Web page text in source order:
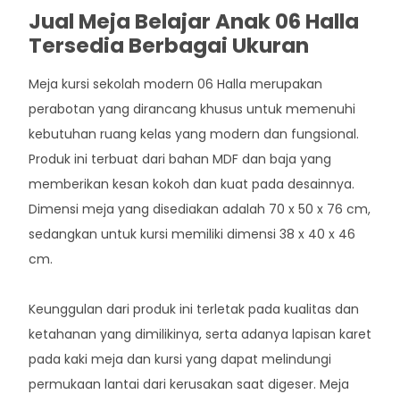
Jual Meja Belajar Anak 06 Halla
Tersedia Berbagai Ukuran
Meja kursi sekolah modern 06 Halla merupakan
perabotan yang dirancang khusus untuk memenuhi
kebutuhan ruang kelas yang modern dan fungsional.
Produk ini terbuat dari bahan MDF dan baja yang
memberikan kesan kokoh dan kuat pada desainnya.
Dimensi meja yang disediakan adalah 70 x 50 x 76 cm,
sedangkan untuk kursi memiliki dimensi 38 x 40 x 46
cm.
Keunggulan dari produk ini terletak pada kualitas dan
ketahanan yang dimilikinya, serta adanya lapisan karet
pada kaki meja dan kursi yang dapat melindungi
permukaan lantai dari kerusakan saat digeser. Meja